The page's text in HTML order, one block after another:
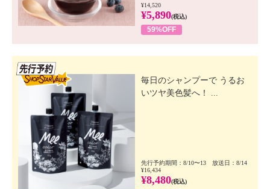
¥14,520
¥5,890(税込)
59%OFF
毎日のシャンプーで うるお
いツヤ美色髪へ！ ...
先行予約期間：8/10〜13 放送日：8/14
¥16,434
¥8,480(税込)